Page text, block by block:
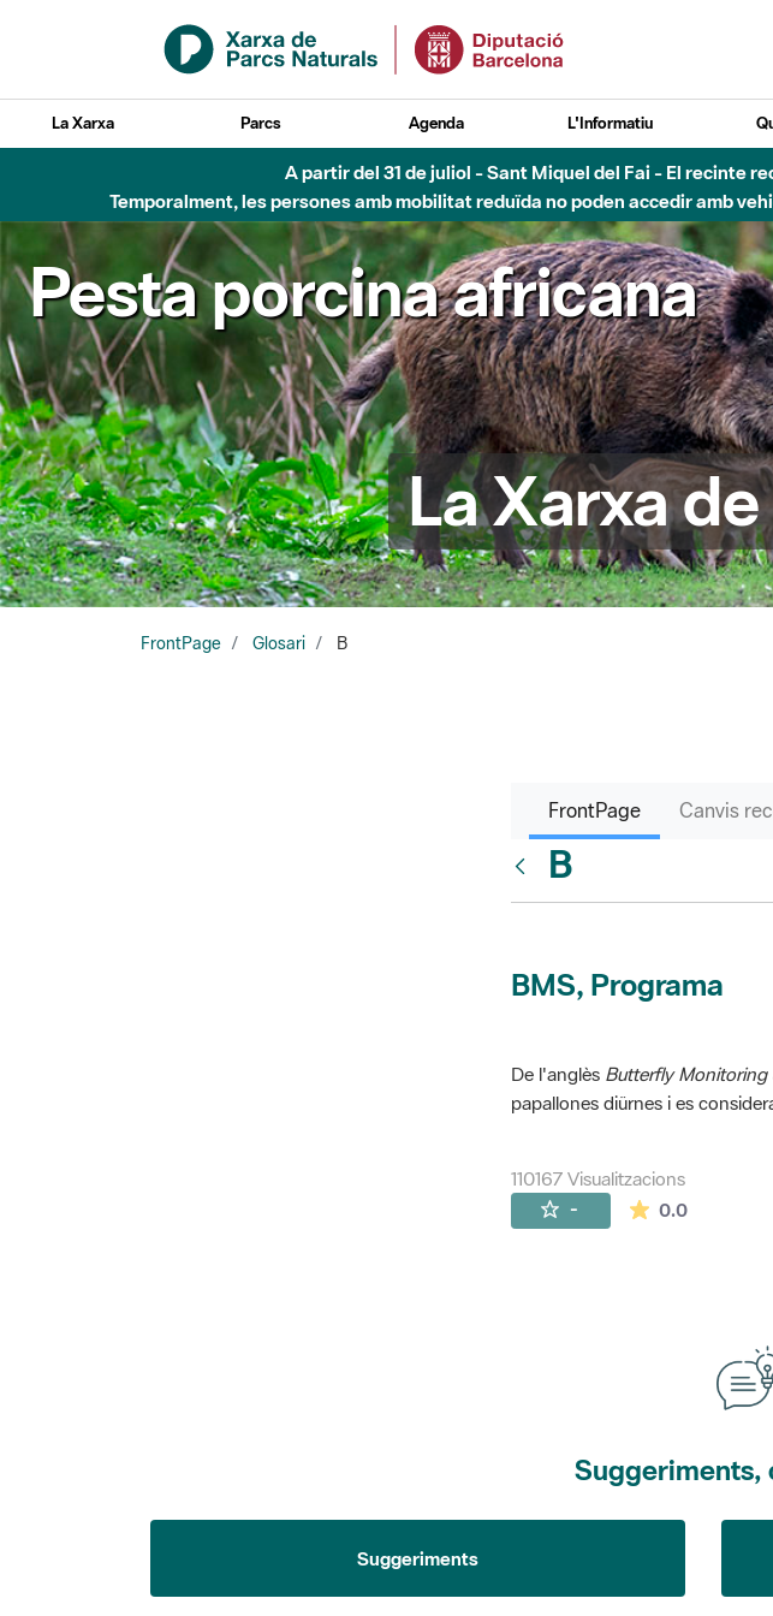
Salta al contingut principal
La Xarxa Parcs Agenda L'Informatiu
A partir del 31 de juliol - Sant Miquel del Fai - El recinte
Temporalment, les persones amb mobilitat reduïda no poden accedir amb
Pesta porcina africana
La Xarxa
FrontPage Glosari B
FrontPage Canvis
B
BMS, Programa
De l'anglès Butterfly Monitoring
papallones diürnes i es
110167 Visualitzacions
- 0.0La mitjana
Suggeriments,
Suggeriments